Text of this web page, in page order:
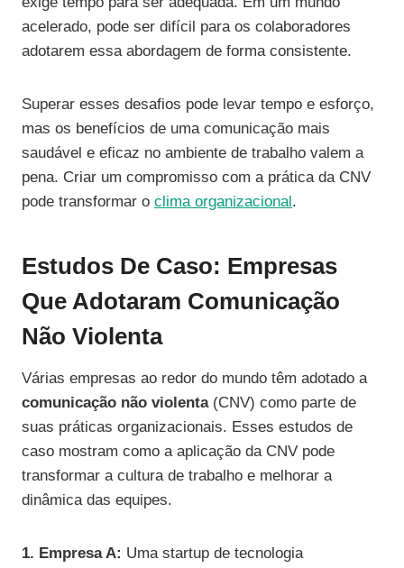
acelerado, pode ser difícil para os colaboradores
adotarem essa abordagem de forma consistente.
Superar esses desafios pode levar tempo e esforço,
mas os benefícios de uma comunicação mais
saudável e eficaz no ambiente de trabalho valem a
pena. Criar um compromisso com a prática da CNV
pode transformar o clima organizacional .
Estudos De Caso: Empresas
Que Adotaram Comunicação
Não Violenta
Várias empresas ao redor do mundo têm adotado a
comunicação não violenta(CNV) como parte de
suas práticas organizacionais. Esses estudos de
caso mostram como a aplicação da CNV pode
transformar a cultura de trabalho e melhorar a
dinâmica das equipes.
1. Empresa A: Uma startup de tecnologia